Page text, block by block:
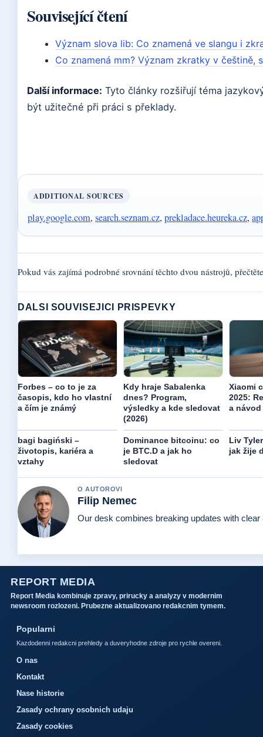
Související čtení
Význam slova lib: Co znamená ve slangu i
Co znamená mm? Význam zkratky v češtině,
Další informace: Tyto články rozšiřují téma
být užitečné při práci s překlady.
ADDITIONAL SOURCES
play.google.com, search.seznam.cz, prekladace.heureka.cz,
Pokud vás zajímá podrobné srovnání těchto dvou nástrojů,
DALSI SOUVISEJICI PRISPEVKY
Forbes – co to je za
časopis, kdo ho vlastní
a čím je známý
Kdy hraje Sabalenka
dnes? Program,
výsledky a kde sledovat
(2026)
Xiaomi
2025:
a
bagi bagiński –
životopis, kariéra a
vztahy
Dominance bitcoinu: co
je BTC.D a jak ho
sledovat
Liv
jak žije
O AUTOROVI
Filip Nemec
Our desk combines breaking updates with
REPORT MEDIA
Report Media kombinuje zpravy, prirucky a analyzy v modernim
newsroom rozlozeni. Prubezne aktualizovano redakcnim tymem.
Popularni
Kazdodenni redakcni prehledy a duveryhodne zdroje pro rychle overeni.
O nas
Kontakt
Nase historie
Zasady ochrany osobnich udaju
Zasady cookies